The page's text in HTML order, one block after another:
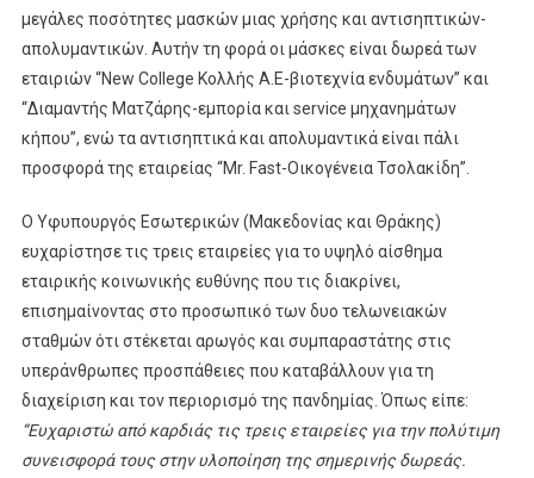
μεγάλες ποσότητες μασκών μιας χρήσης και αντισηπτικών-
απολυμαντικών. Αυτήν τη φορά οι μάσκες είναι δωρεά των
εταιριών “New College Κολλής Α.Ε-βιοτεχνία ενδυμάτων” και
“Διαμαντής Ματζάρης-εμπορία και service μηχανημάτων
κήπου”, ενώ τα αντισηπτικά και απολυμαντικά είναι πάλι
προσφορά της εταιρείας “Mr. Fast-Οικογένεια Τσολακίδη”.
Ο Υφυπουργός Εσωτερικών (Μακεδονίας και Θράκης)
ευχαρίστησε τις τρεις εταιρείες για το υψηλό αίσθημα
εταιρικής κοινωνικής ευθύνης που τις διακρίνει,
επισημαίνοντας στο προσωπικό των δυο τελωνειακών
σταθμών ότι στέκεται αρωγός και συμπαραστάτης στις
υπεράνθρωπες προσπάθειες που καταβάλλουν για τη
διαχείριση και τον περιορισμό της πανδημίας. Όπως είπε:
“Ευχαριστώ από καρδιάς τις τρεις εταιρείες για την πολύτιμη
συνεισφορά τους στην υλοποίηση της σημερινής δωρεάς.